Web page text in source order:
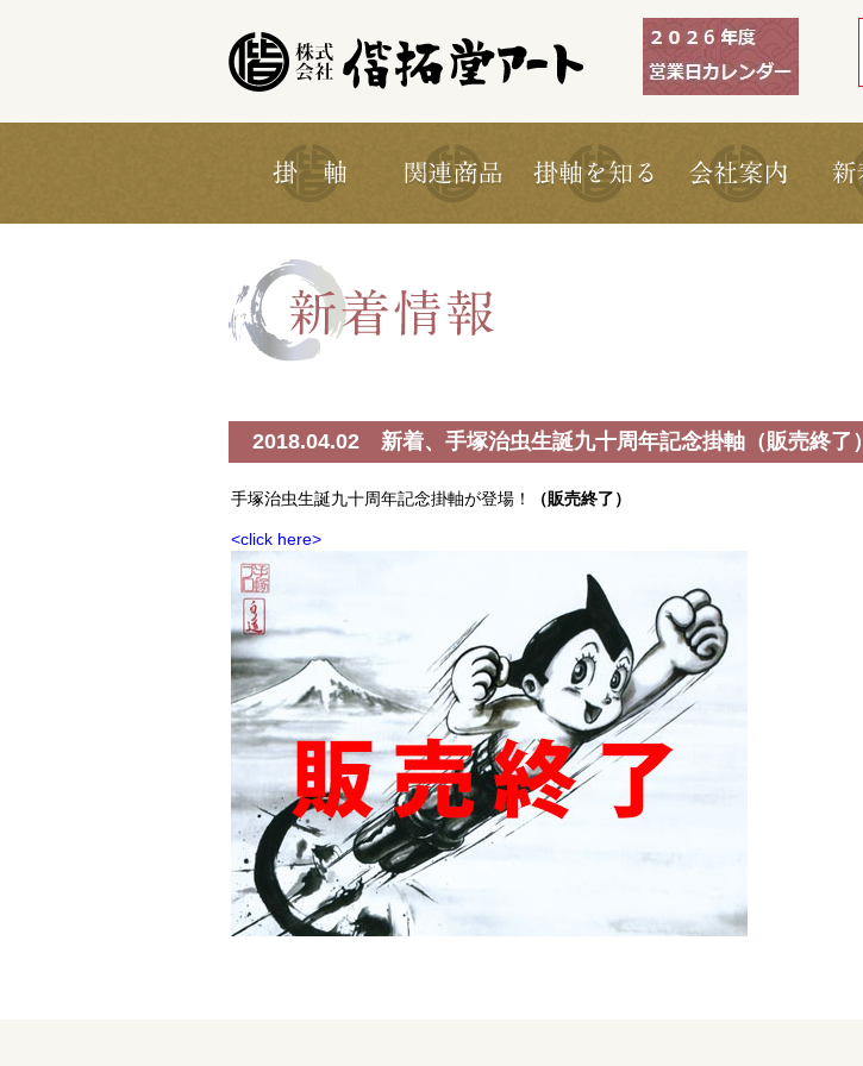
2018.04.02 新着、手塚治虫生誕九十周年記念掛軸（販売終了）
手塚治虫生誕九十周年記念掛軸が登場！ （販売終了）
<click here>